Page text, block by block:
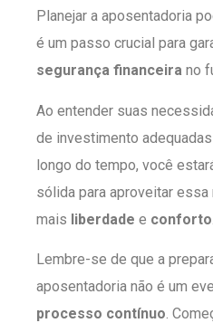
Planejar a aposentadoria
é um passo crucial para
segurança financeira no
Ao entender suas
de investimento
longo do tempo, você
sólida para aproveitar
mais liberdade e conforto
Lembre-se de que a
aposentadoria não é um
processo contínuo.